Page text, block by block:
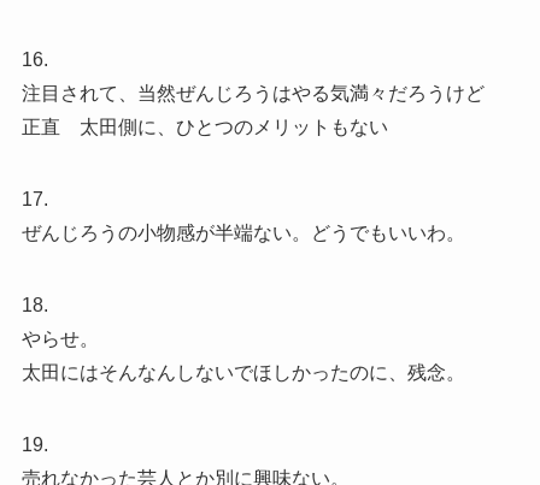
16.
注目されて、当然ぜんじろうはやる気満々だろうけど
正直 太田側に、ひとつのメリットもない
17.
ぜんじろうの小物感が半端ない。どうでもいいわ。
18.
やらせ。
太田にはそんなんしないでほしかったのに、残念。
19.
売れなかった芸人とか別に興味ない。